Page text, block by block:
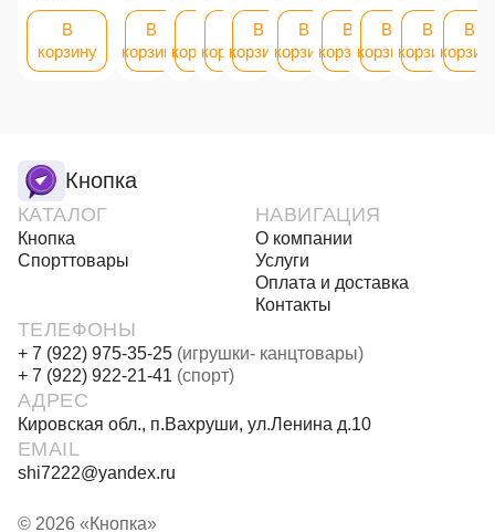
В
корзину
В
корзинукорзинукорзину
В
корзину
В
корзину
В
корзину
В
корзину
В
корзину
В
Кнопка
КАТАЛОГ
Кнопка
Спорттовары
НАВИГАЦИЯ
О компании
Услуги
Оплата и доставка
Контакты
ТЕЛЕФОНЫ
+ 7 (922) 975-35-25 (игрушки- канцтовары)
+ 7 (922) 922-21-41 (спорт)
АДРЕС
Кировская обл., п.Вахруши, ул.Ленина д.10
EMAIL
shi7222@yandex.ru
© 2026 «Кнопка»